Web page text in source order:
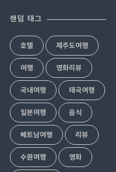
랜덤 태그
호텔 제주도여행
여행 영화리뷰
국내여행 태국여행
일본여행 음식
베트남여행 리뷰
수원여행 영화